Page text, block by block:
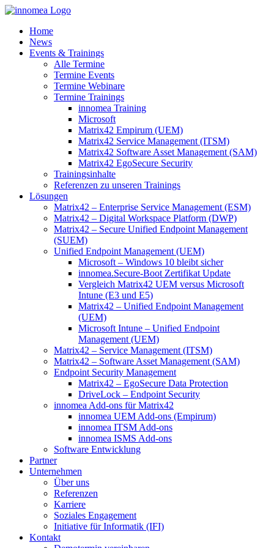
Zum
springenHome
News
Events & Trainings
Alle Termine
Termine Events
Termine Webinare
Termine Trainings
innomea Training
Microsoft
Matrix42 Empirum (UEM)
Matrix42 Service Management (ITSM)
Matrix42 Software Asset Management (SAM)
Matrix42 EgoSecure Security
Trainingsinhalte
Referenzen zu unseren Trainings
Lösungen
Matrix42 – Enterprise Service Management (ESM)
Matrix42 – Digital Workspace Platform (DWP)
Matrix42 – Secure Unified Endpoint Management
(SUEM)
Unified Endpoint Management (UEM)
Microsoft – Windows 10 bleibt sicher
innomea.Secure-Boot Zertifikat Update
Vergleich Matrix42 UEM versus Microsoft
Intune (E3 und E5)
Matrix42 – Unified Endpoint Management
(UEM)
Microsoft Intune – Unified Endpoint
Management (UEM)
Matrix42 – Service Management (ITSM)
Matrix42 – Software Asset Management (SAM)
Endpoint Security Management
Matrix42 – EgoSecure Data Protection
DriveLock – Endpoint Security
innomea Add-ons für Matrix42
innomea UEM Add-ons (Empirum)
innomea ITSM Add-ons
innomea ISMS Add-ons
Software Entwicklung
Partner
Unternehmen
Über uns
Referenzen
Karriere
Soziales Engagement
Initiative für Informatik (IFI)
Kontakt